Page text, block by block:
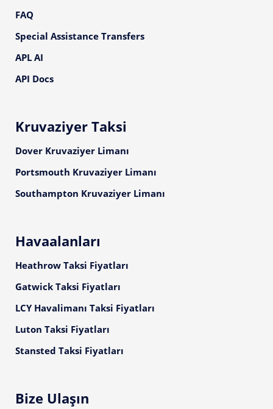
FAQ
Special Assistance Transfers
APL AI
API Docs
Kruvaziyer Taksi
Dover Kruvaziyer Limanı
Portsmouth Kruvaziyer Limanı
Southampton Kruvaziyer Limanı
Havaalanları
Heathrow Taksi Fiyatları
Gatwick Taksi Fiyatları
LCY Havalimanı Taksi Fiyatları
Luton Taksi Fiyatları
Stansted Taksi Fiyatları
Bize Ulaşın